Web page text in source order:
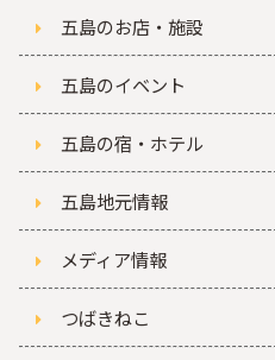
五島のお店・施設
五島のイベント
五島の宿・ホテル
五島地元情報
メディア情報
つばきねこ